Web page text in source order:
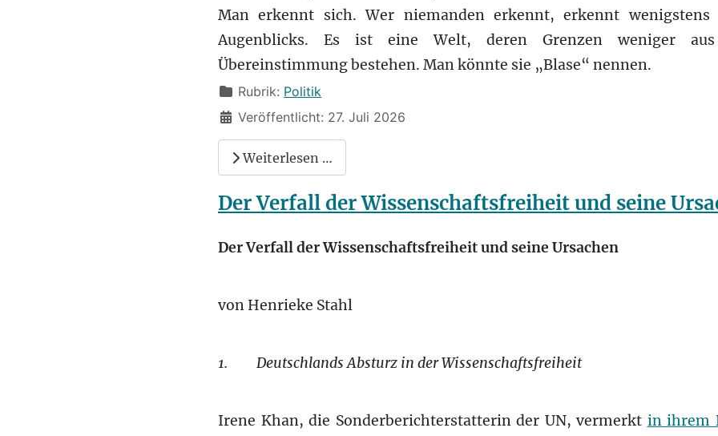
Man erkennt sich. Wer niemanden erkennt, erkennt wenigstens
Augenblicks. Es ist eine Welt, deren Grenzen weniger
Übereinstimmung bestehen. Man könnte sie „Blase“ nennen.
DetailsRubrik: Politik
Veröffentlicht: 27. Juli 2026
Weiterlesen …
Der Verfall der Wissenschaftsfreiheit und seine
Der Verfall der Wissenschaftsfreiheit und seine Ursachen
von Henrieke Stahl
1. Deutschlands Absturz in der Wissenschaftsfreiheit
Irene Khan, die Sonderberichterstatterin der UN, vermerkt in ihrem